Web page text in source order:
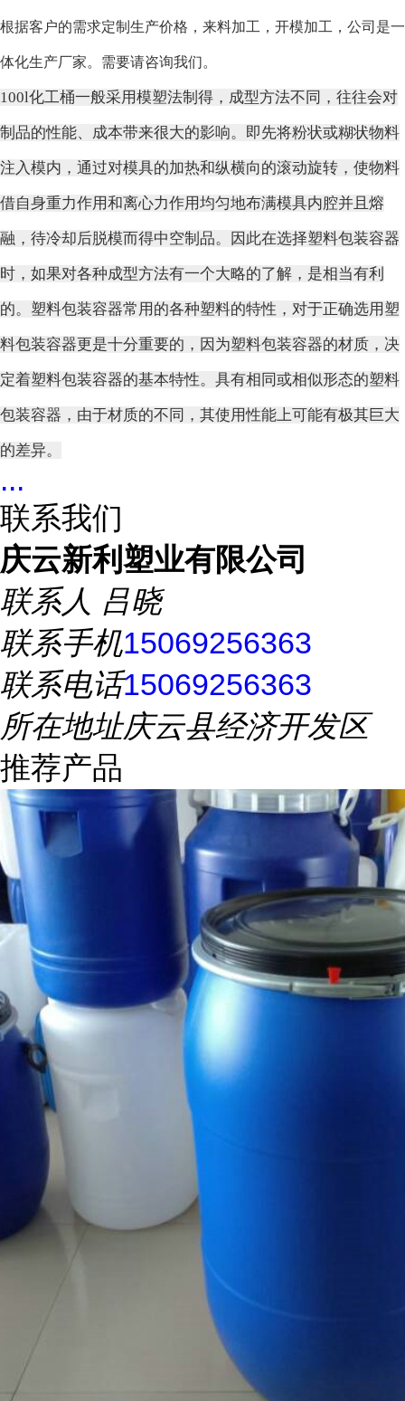
根据客户的需求定制生产价格，来料加工，开模加工，公司是一
体化生产厂家。需要请咨询我们。
100l化工桶一般采用模塑法制得，成型方法不同，往往会对
制品的性能、成本带来很大的影响。即先将粉状或糊状物料
注入模内，通过对模具的加热和纵横向的滚动旋转，使物料
借自身重力作用和离心力作用均匀地布满模具内腔并且熔
融，待冷却后脱模而得中空制品。因此在选择塑料包装容器
时，如果对各种成型方法有一个大略的了解，是相当有利
的。塑料包装容器常用的各种塑料的特性，对于正确选用塑
料包装容器更是十分重要的，因为塑料包装容器的材质，决
定着塑料包装容器的基本特性。具有相同或相似形态的塑料
包装容器，由于材质的不同，其使用性能上可能有极其巨大
的差异。
...
联系我们
庆云新利塑业有限公司
联系人 吕晓
联系手机15069256363
联系电话15069256363
所在地址庆云县经济开发区
推荐产品